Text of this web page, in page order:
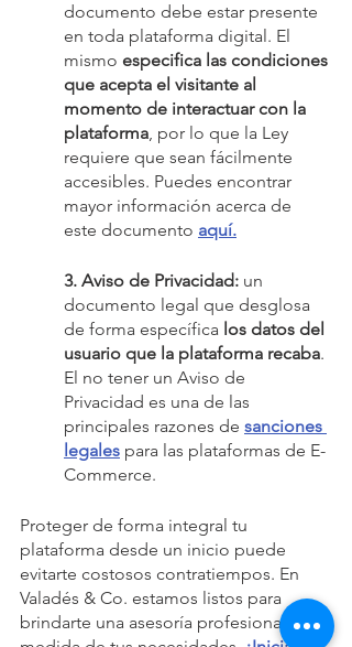
documento debe estar presente
en toda plataforma digital. El
mismo especifica las condiciones
que acepta el visitante al
momento de interactuar con la
plataforma, por lo que la Ley
requiere que sean fácilmente
accesibles. Puedes encontrar
mayor información acerca de
este documento aquí.
3. Aviso de Privacidad: un
documento legal que desglosa
de forma específica los datos del
usuario que la plataforma recaba.
El no tener un Aviso de
Privacidad es una de las
principales razones de sanciones
legales para las plataformas de E-
Commerce.
Proteger de forma integral tu
plataforma desde un inicio puede
evitarte costosos contratiempos. En
Valadés & Co. estamos listos para
brindarte una asesoría profesional a la